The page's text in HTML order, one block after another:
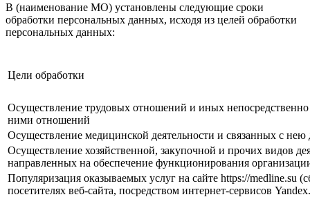
В (наименование МО) установлены следующие сроки
обработки персональных данных, исходя из целей обработки
персональных данных:
Цели обработки
Осуществление трудовых отношений и иных непосредственно
ними отношений
Осуществление медицинской деятельности и связанных с нею
Осуществление хозяйственной, закупочной и прочих видов
направленных на обеспечение функционирования
Популяризация оказываемых услуг на сайте https://medline.su
посетителях веб-сайта, посредством интернет-сервисов